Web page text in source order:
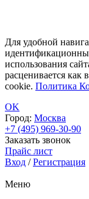
Для удобной
использования
расценивается как
cookie. Политика
OK
Город: Москва
+7 (495) 969-30-90
Заказать звонок
Прайс лист
Вход /Регистрация
Меню